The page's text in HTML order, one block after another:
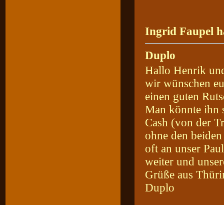
Ingrid Faupel
Duplo
Hallo Henrik
wir wünschen
einen guten
Man könnte ihn
Cash (von der
ohne den
oft an unser
weiter und
Grüße aus
Duplo